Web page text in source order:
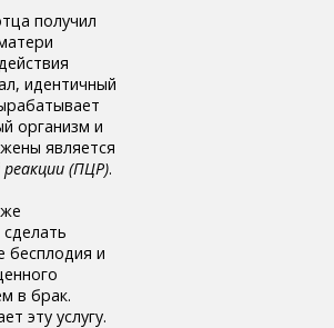
получил
идентичный
организм и
является
(ПЦР).
бесплодия и
в брак.
эту услугу.